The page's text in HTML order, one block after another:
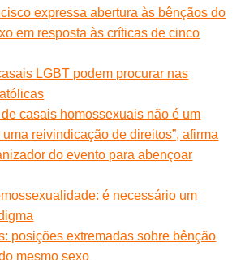
expressa abertura às bênçãos do
em resposta às críticas de cinco
LGBT podem procurar nas
de casais homossexuais não é um
uma reivindicação de direitos”, afirma
do evento para abençoar
é necessário um
posições extremadas sobre bênção
mesmo sexo